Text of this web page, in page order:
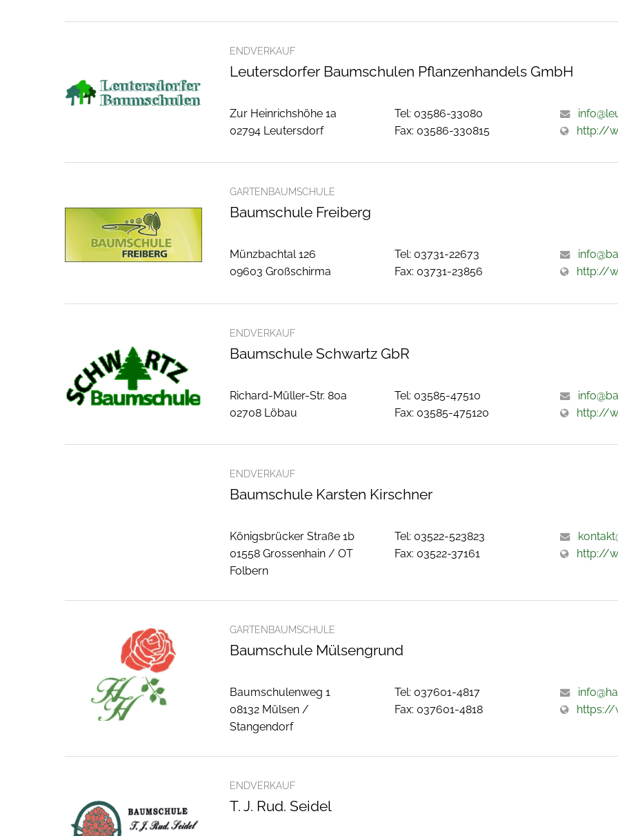
ENDVERKAUF
Leutersdorfer Baumschulen Pflanzenhandels GmbH
Zur Heinrichshöhe 1a
02794 Leutersdorf
Tel: 03586-33080
Fax: 03586-330815
http://
GARTENBAUMSCHULE
Baumschule Freiberg
Münzbachtal 126
09603 Großschirma
Tel: 03731-22673
Fax: 03731-23856
http://
ENDVERKAUF
Baumschule Schwartz GbR
Richard-Müller-Str. 80a
02708 Löbau
Tel: 03585-47510
Fax: 03585-475120
http://
ENDVERKAUF
Baumschule Karsten Kirschner
Königsbrücker Straße 1b
01558 Grossenhain / OT
Folbern
Tel: 03522-523823
Fax: 03522-37161
http://
GARTENBAUMSCHULE
Baumschule Mülsengrund
Baumschulenweg 1
08132 Mülsen /
Stangendorf
Tel: 037601-4817
Fax: 037601-4818
https://
ENDVERKAUF
T. J. Rud. Seidel